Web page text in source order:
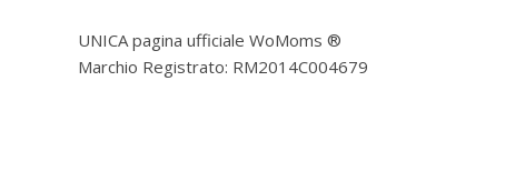
UNICA pagina ufficiale WoMoms ®
Marchio Registrato: RM2014C004679